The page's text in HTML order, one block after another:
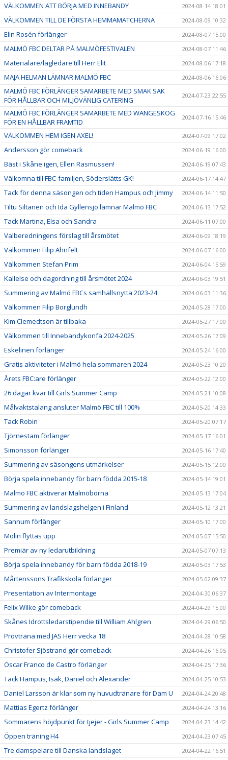
VÄLKOMMEN ATT BÖRJA MED INNEBANDY 2024-08-14 18:01
VÄLKOMMEN TILL DE FÖRSTA HEMMAMATCHERNA 2024-08-09 10:32
Elin Rosén förlänger 2024-08-07 15:00
MALMÖ FBC DELTAR PÅ MALMÖFESTIVALEN 2024-08-07 11:46
Materialare/lagledare till Herr Elit 2024-08-06 17:18
MAJA HELMAN LÄMNAR MALMÖ FBC 2024-08-06 16:06
MALMÖ FBC FÖRLÄNGER SAMARBETE MED SMAK SAK
FÖR HÅLLBAR OCH MILJÖVÄNLIG CATERING
2024-07-23 22:55
MALMÖ FBC FÖRLÄNGER SAMARBETE MED WANGESKOG
FÖR EN HÅLLBAR FRAMTID
2024-07-16 15:46
VÄLKOMMEN HEM IGEN AXEL! 2024-07-09 17:02
Andersson gör comeback 2024-06-19 16:00
Bäst i Skåne igen, Ellen Rasmussen! 2024-06-19 07:43
Välkomna till FBC-familjen, Söderslätts GK! 2024-06-17 14:47
Tack för denna säsongen och tiden Hampus och Jimmy 2024-06-14 11:50
Tiltu Siltanen och Ida Gyllensjö lämnar Malmö FBC 2024-06-13 17:52
Tack Martina, Elsa och Sandra 2024-06-11 07:00
Valberedningens förslag till årsmötet 2024-06-09 18:19
Välkommen Filip Ahnfelt 2024-06-07 16:00
Välkommen Stefan Prim 2024-06-04 15:59
Kallelse och dagordning till årsmötet 2024 2024-06-03 19:51
Summering av Malmö FBCs samhällsnytta 2023-24 2024-06-03 11:36
Välkommen Filip Borglundh 2024-05-28 17:00
Kim Clemedtson är tillbaka 2024-05-27 17:00
Välkommen till Innebandykonfa 2024-2025 2024-05-26 17:09
Eskelinen förlänger 2024-05-24 16:00
Gratis aktiviteter i Malmö hela sommaren 2024 2024-05-23 10:20
Årets FBC:are förlänger 2024-05-22 12:00
26 dagar kvar till Girls Summer Camp 2024-05-21 10:08
Målvaktstalang ansluter Malmö FBC till 100% 2024-05-20 14:33
Tack Robin 2024-05-20 07:17
Tjörnestam förlänger 2024-05-17 16:01
Simonsson förlänger 2024-05-16 17:40
Summering av säsongens utmärkelser 2024-05-15 12:00
Börja spela innebandy för barn födda 2015-18 2024-05-14 19:01
Malmö FBC aktiverar Malmöborna 2024-05-13 17:04
Summering av landslagshelgen i Finland 2024-05-12 13:21
Sannum förlänger 2024-05-10 17:00
Molin flyttas upp 2024-05-07 15:50
Premiär av ny ledarutbildning 2024-05-07 07:13
Börja spela innebandy för barn födda 2018-19 2024-05-03 17:53
Mårtenssons Trafikskola förlänger 2024-05-02 09:37
Presentation av Intermontage 2024-04-30 06:37
Felix Wilke gör comeback 2024-04-29 15:00
Skånes Idrottsledarstipendie till William Ahlgren 2024-04-29 06:50
Provträna med JAS Herr vecka 18 2024-04-28 10:58
Christofer Sjöstrand gör comeback 2024-04-26 16:05
Oscar Franco de Castro förlänger 2024-04-25 17:36
Tack Hampus, Isak, Daniel och Alexander 2024-04-25 10:53
Daniel Larsson är klar som ny huvudtränare för Dam U 2024-04-24 20:48
Mattias Egertz förlänger 2024-04-24 13:16
Sommarens höjdpunkt för tjejer - Girls Summer Camp 2024-04-23 14:42
Öppen träning H4 2024-04-23 07:45
Tre damspelare till Danska landslaget 2024-04-22 16:51